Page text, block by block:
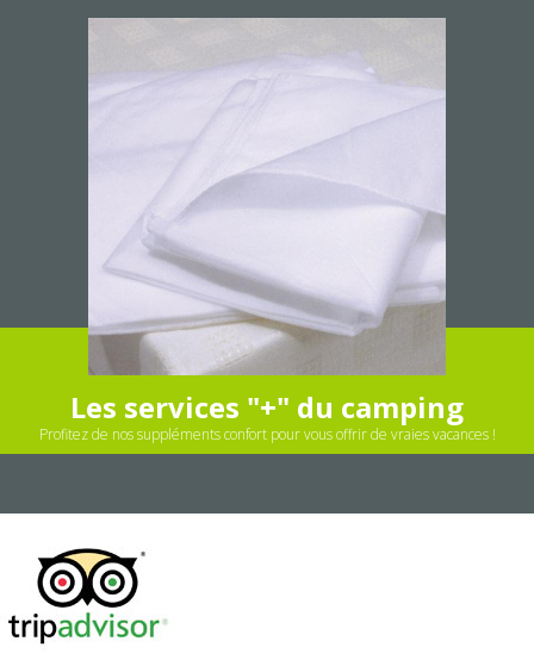
Les services "+" du camping
Profitez de nos suppléments confort pour vous offrir de vraies vacances !